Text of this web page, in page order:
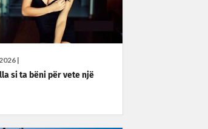
|
si ta bëni për vete një